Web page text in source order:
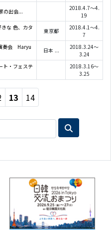
の出会...
2018.4.7～4.
19
な 色、カタ
東京都
2018.4.1～4.
7
奏会 Haryu
日本 ...
2018.3.24～
3.24
ト・フェステ
2018.3.16～
3.25
13 14